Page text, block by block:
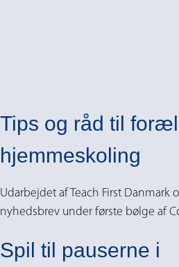
Tips og råd til
hjemmeskoling
Udarbejdet af Teach First Danmark
nyhedsbrev under første bølge af
Spil til pauserne i